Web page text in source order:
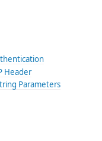
Header
Parameters